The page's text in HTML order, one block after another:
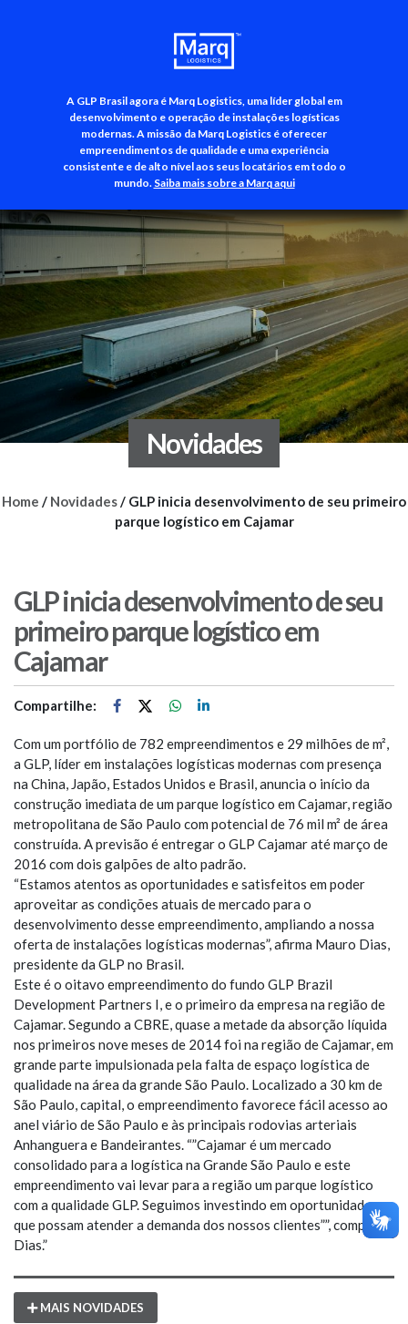
A GLP Brasil agora é Marq Logistics, uma líder global em
desenvolvimento e operação de instalações logísticas
modernas. A missão da Marq Logistics é oferecer
empreendimentos de qualidade e uma experiência
consistente e de alto nível aos seus locatários em todo o
mundo. Saiba mais sobre a Marq aqui
+55 (11) 3500-3700
Novidades
Home / Novidades/ GLP inicia desenvolvimento de seu primeiro
parque logístico em Cajamar
GLP inicia desenvolvimento de seu
primeiro parque logístico em
Cajamar
Compartilhe:
Com um portfólio de 782 empreendimentos e 29 milhões de m²,
a GLP, líder em instalações logísticas modernas com presença
na China, Japão, Estados Unidos e Brasil, anuncia o início da
construção imediata de um parque logístico em Cajamar, região
metropolitana de São Paulo com potencial de 76 mil m² de área
construída. A previsão é entregar o GLP Cajamar até março de
2016 com dois galpões de alto padrão.
“Estamos atentos as oportunidades e satisfeitos em poder
aproveitar as condições atuais de mercado para o
desenvolvimento desse empreendimento, ampliando a nossa
oferta de instalações logísticas modernas”, afirma Mauro Dias,
presidente da GLP no Brasil.
Este é o oitavo empreendimento do fundo GLP Brazil
Development Partners I, e o primeiro da empresa na região de
Cajamar. Segundo a CBRE, quase a metade da absorção líquida
nos primeiros nove meses de 2014 foi na região de Cajamar, em
grande parte impulsionada pela falta de espaço logística de
qualidade na área da grande São Paulo. Localizado a 30 km de
São Paulo, capital, o empreendimento favorece fácil acesso ao
anel viário de São Paulo e às principais rodovias arteriais
Anhanguera e Bandeirantes. “”Cajamar é um mercado
consolidado para a logística na Grande São Paulo e este
empreendimento vai levar para a região um parque logístico
com a qualidade GLP. Seguimos investindo em oportunidades
que possam atender a demanda dos nossos clientes””, completa
Dias.”
MAIS NOVIDADES